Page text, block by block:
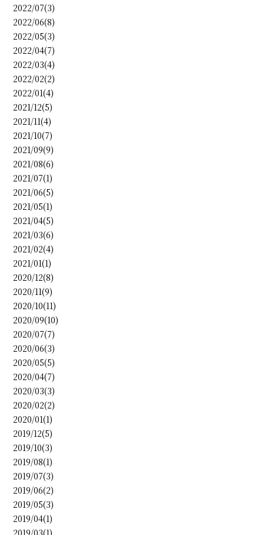
2022/07(3)
2022/06(8)
2022/05(3)
2022/04(7)
2022/03(4)
2022/02(2)
2022/01(4)
2021/12(5)
2021/11(4)
2021/10(7)
2021/09(9)
2021/08(6)
2021/07(1)
2021/06(5)
2021/05(1)
2021/04(5)
2021/03(6)
2021/02(4)
2021/01(1)
2020/12(8)
2020/11(9)
2020/10(11)
2020/09(10)
2020/07(7)
2020/06(3)
2020/05(5)
2020/04(7)
2020/03(3)
2020/02(2)
2020/01(1)
2019/12(5)
2019/10(3)
2019/08(1)
2019/07(3)
2019/06(2)
2019/05(3)
2019/04(1)
2019/03(1)